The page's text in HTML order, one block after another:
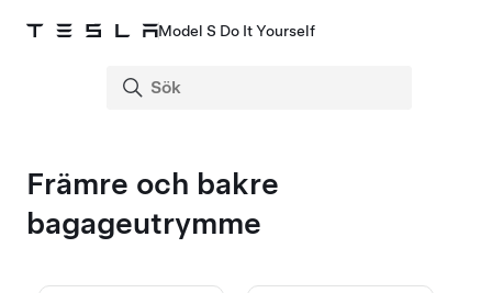
Model S Do It Yourself
Främre och bakre
bagageutrymme